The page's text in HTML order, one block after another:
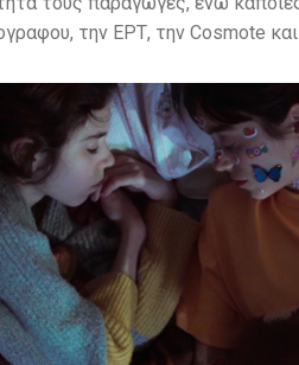
την ΕΡΤ, την Cosmote